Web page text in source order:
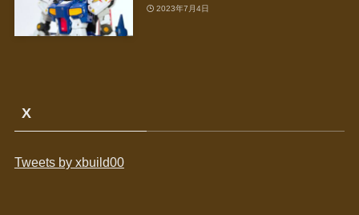
2023年7月4日
X
Tweets by xbuild00